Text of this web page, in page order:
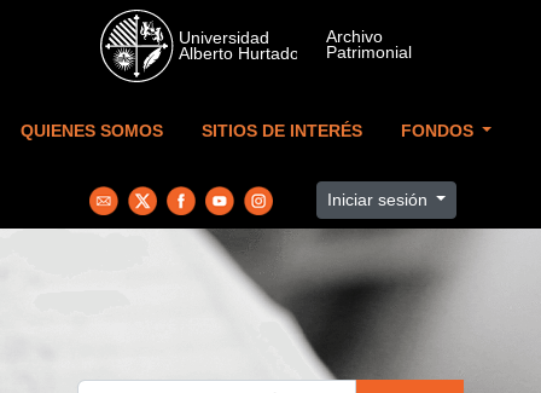
Skip to main content
QUIENES SOMOS SITIOS DE INTERÉS FONDOS
Iniciar sesión